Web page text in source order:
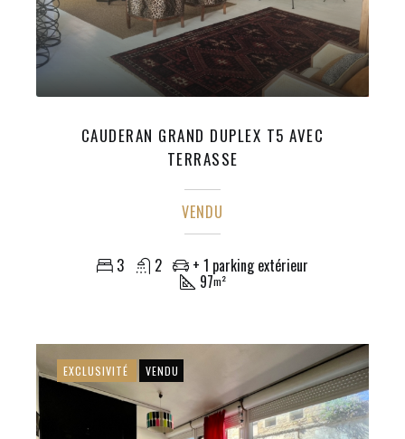
CAUDERAN GRAND DUPLEX T5 AVEC
TERRASSE
VENDU
3 2 + 1 parking extérieur
97m²
EXCLUSIVITÉ VENDU